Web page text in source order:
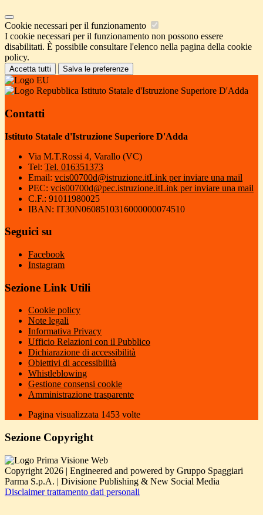
Cookie necessari per il funzionamento
I cookie necessari per il funzionamento non possono essere
disabilitati. È possibile consultare l'elenco nella pagina della cookie
policy.
Accetta tutti Salva le preferenze
Istituto Statale d'Istruzione Superiore D'Adda
Contatti
Istituto Statale d'Istruzione Superiore D'Adda
Via M.T.Rossi 4, Varallo (VC)
Tel: Tel. 016351373
Email: vcis00700d@istruzione.itLink per inviare una mail
PEC: vcis00700d@pec.istruzione.itLink per inviare una mail
C.F.: 91011980025
IBAN: IT30N0608510316000000074510
Seguici su
Facebook
Instagram
Sezione Link Utili
Cookie policy
Note legali
Informativa Privacy
Ufficio Relazioni con il Pubblico
Dichiarazione di accessibilità
Obiettivi di accessibilità
Whistleblowing
Gestione consensi cookie
Amministrazione trasparente
Pagina visualizzata 1453 volte
Sezione Copyright
Copyright 2026 | Engineered and powered by Gruppo Spaggiari
Parma S.p.A. | Divisione Publishing & New Social Media
Disclaimer trattamento dati personali